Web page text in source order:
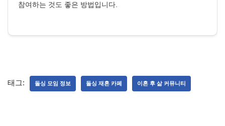
참여하는 것도 좋은 방법입니다.
태그: 돌싱 모임 정보 돌싱 재혼 카페 이혼 후 삶 커뮤니티